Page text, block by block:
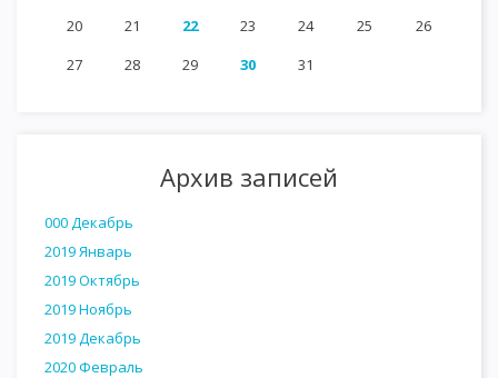
20
21 22 23 24 25
26
27
28 29 30 31
Архив записей
000 Декабрь
2019 Январь
2019 Октябрь
2019 Ноябрь
2019 Декабрь
2020 Февраль